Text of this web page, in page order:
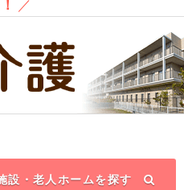
／
設・老人ホームを探す